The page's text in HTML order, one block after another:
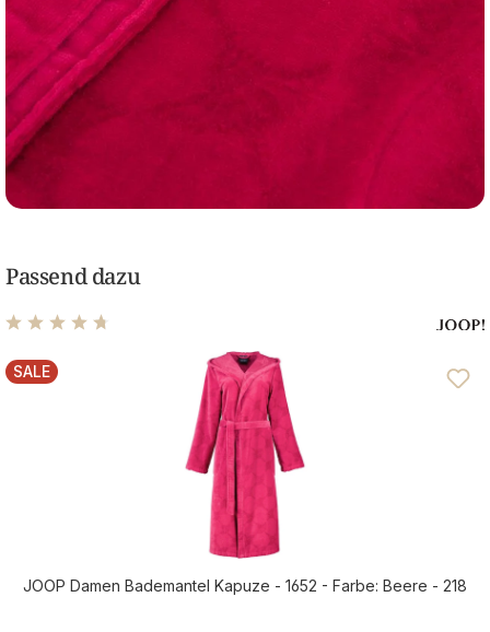
Passend dazu
Durchschnittliche Bewertung von 4.75 von 5 Sternen
RABATT
SALE
JOOP Damen Bademantel Kapuze - 1652 - Farbe: Beere - 218